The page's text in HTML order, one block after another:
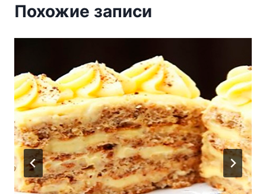
Похожие записи